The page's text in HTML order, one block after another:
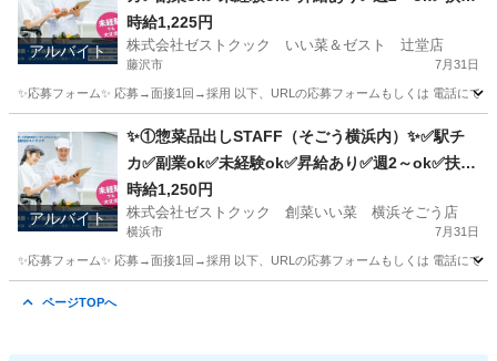
アルバイト
内ok
時給1,225円
株式会社ゼストクック いい菜＆ゼスト 辻堂店
藤沢市 7月31日
✨応募フォーム✨ 応募→面接1回→採用 以下、URLの応募フォームもしくは 電話にて
キッチン
アルバイト
✨①惣菜品出しSTAFF（そごう横浜内）✨✅駅チ
カ✅副業ok✅未経験ok✅昇給あり✅週2～ok✅扶養
内ok
時給1,250円
株式会社ゼストクック 創菜いい菜 横浜そごう店
横浜市 7月31日
✨応募フォーム✨ 応募→面接1回→採用 以下、URLの応募フォームもしくは 電話にて
ページTOPへ